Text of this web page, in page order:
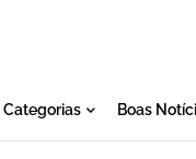
Categorias Boas